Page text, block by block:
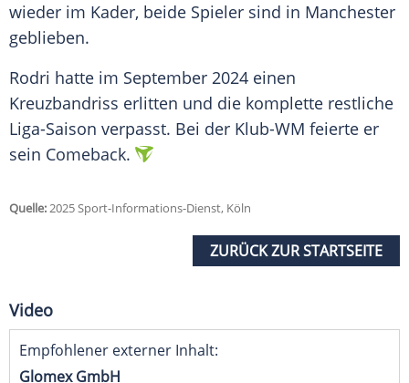
wieder im Kader, beide Spieler sind in Manchester
geblieben.
Rodri hatte im September 2024 einen
Kreuzbandriss erlitten und die komplette restliche
Liga-Saison verpasst. Bei der Klub-WM feierte er
sein Comeback.
Quelle:2025 Sport-Informations-Dienst, Köln
ZURÜCK ZUR STARTSEITE
Video
Empfohlener externer Inhalt:
Glomex GmbH